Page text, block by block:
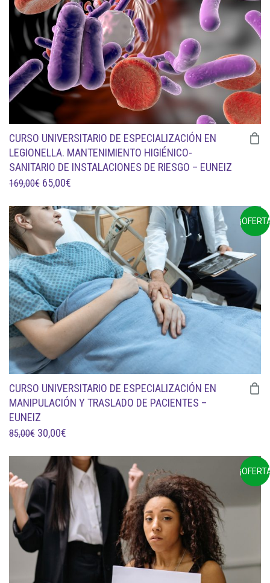
CURSO UNIVERSITARIO DE ESPECIALIZACIÓN EN
LEGIONELLA. MANTENIMIENTO HIGIÉNICO-
SANITARIO DE INSTALACIONES DE RIESGO – EUNEIZ
169,00€ EL
ORIGINAL
ERA:
169,00€.
65,00€
ACTUAL
ES:
65,00€.
CURSO UNIVERSITARIO DE ESPECIALIZACIÓN EN
MANIPULACIÓN Y TRASLADO DE PACIENTES –
EUNEIZ
85,00€ EL
ORIGINAL
ERA:
30,00€
ACTUAL
ES:
30,00€.